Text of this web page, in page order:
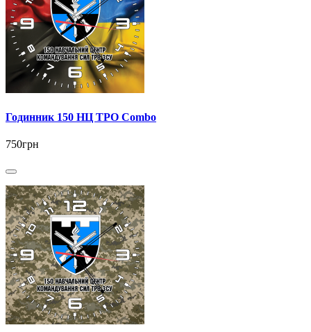
Годинник 150 НЦ ТРО Combo
750грн